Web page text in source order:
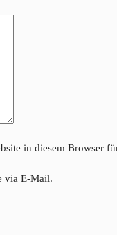
in diesem Browser
via E-Mail.